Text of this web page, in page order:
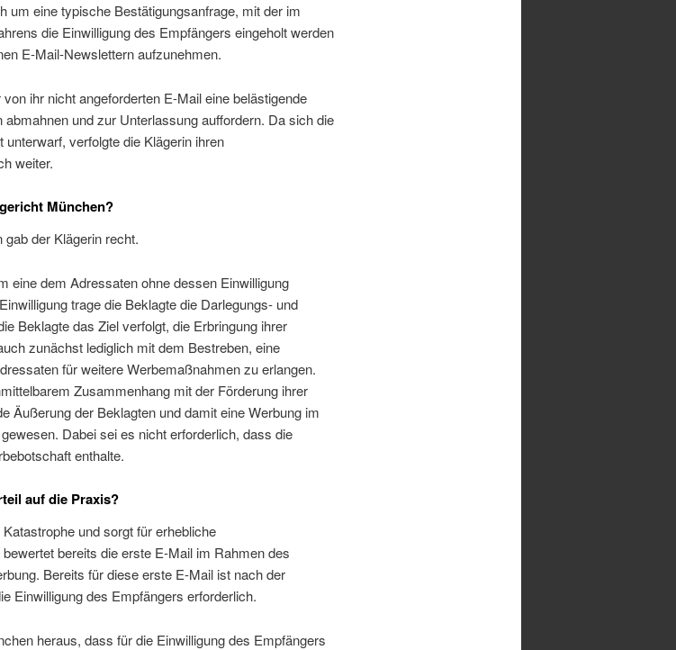
um eine typische Bestätigungsanfrage, mit der im
die Einwilligung des Empfängers eingeholt werden
E-Mail-Newslettern aufzunehmen.
ihr nicht angeforderten E-Mail eine belästigende
und zur Unterlassung auffordern. Da sich die
verfolgte die Klägerin ihren
weiter.
München?
der Klägerin recht.
eine dem Adressaten ohne dessen Einwilligung
trage die Beklagte die Darlegungs- und
Beklagte das Ziel verfolgt, die Erbringung ihrer
zunächst lediglich mit dem Bestreben, eine
für weitere Werbemaßnahmen zu erlangen.
Zusammenhang mit der Förderung ihrer
Äußerung der Beklagten und damit eine Werbung im
gewesen. Dabei sei es nicht erforderlich, dass die
enthalte.
auf die Praxis?
und sorgt für erhebliche
bereits die erste E-Mail im Rahmen des
Bereits für diese erste E-Mail ist nach der
Einwilligung des Empfängers erforderlich.
heraus, dass für die Einwilligung des Empfängers